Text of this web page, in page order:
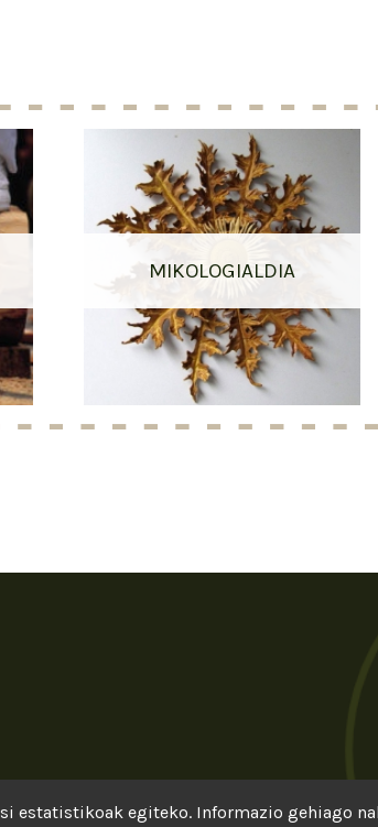
MIKOLOGIALDIA
estatistikoak egiteko. Informazio gehiago